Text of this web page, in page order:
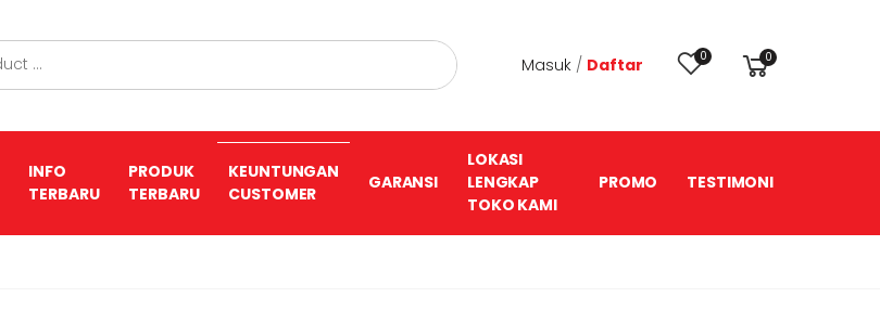
Masuk / Daftar 0 0
INFO
TERBARU
PRODUK
TERBARU
KEUNTUNGAN
CUSTOMER
GARANSI
LOKASI
LENGKAP
TOKO KAMI
PROMO TESTIMONI